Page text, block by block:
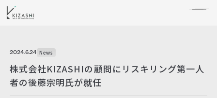
2024.6.24 News
株式会社KIZASHIの顧問にリスキリング第一人
者の後藤宗明氏が就任